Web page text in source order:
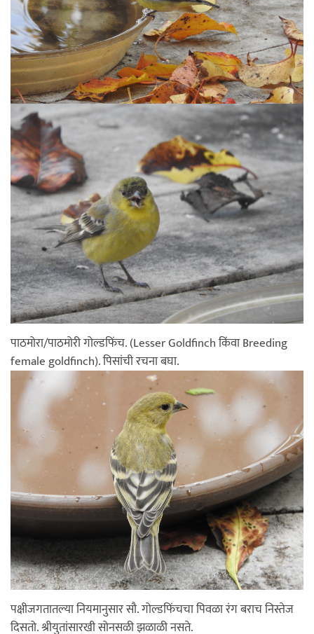
पाठमोरा/पाठमोरी गोल्डफिंच. (Lesser Goldfinch किंवा Breeding
female goldfinch). पिसांची रचना बघा.
पक्षीजगतातल्या नियमानुसार सौ. गोल्डफिंचचा पिवळा रंग बराच निस्तेज
दिसतो. श्रीयुतांसारखी सोनसळी झळाळी नसते.